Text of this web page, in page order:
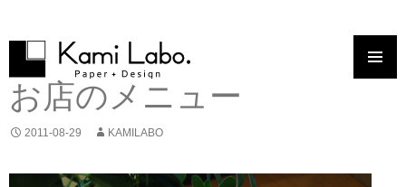
お店のメニュー
2011-08-29 KAMILABO